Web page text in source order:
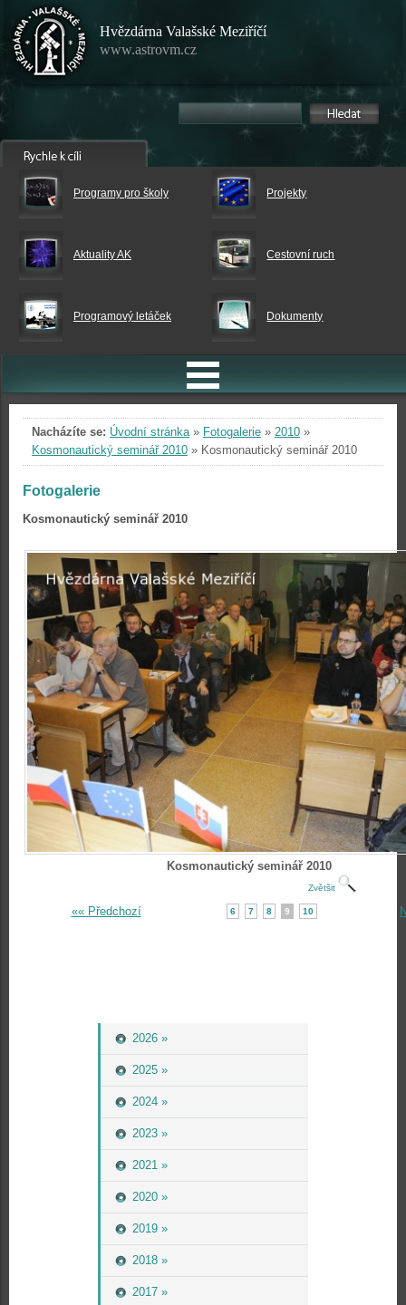
Hvězdárna Valašské Meziříčí
www.astrovm.cz
Programy pro školy Projekty
Aktuality AK Cestovní ruch
Programový letáček Dokumenty
2026 »
2025 »
2024 »
2023 »
2021 »
2020 »
2019 »
2018 »
2017 »
Nacházíte se: Úvodní stránka» Fotogalerie » 2010 »
Kosmonautický seminář 2010 » Kosmonautický seminář 2010
Fotogalerie
Kosmonautický seminář 2010
Kosmonautický seminář 2010
Zvětšit
«« Předchozí 6 7 8 9 10